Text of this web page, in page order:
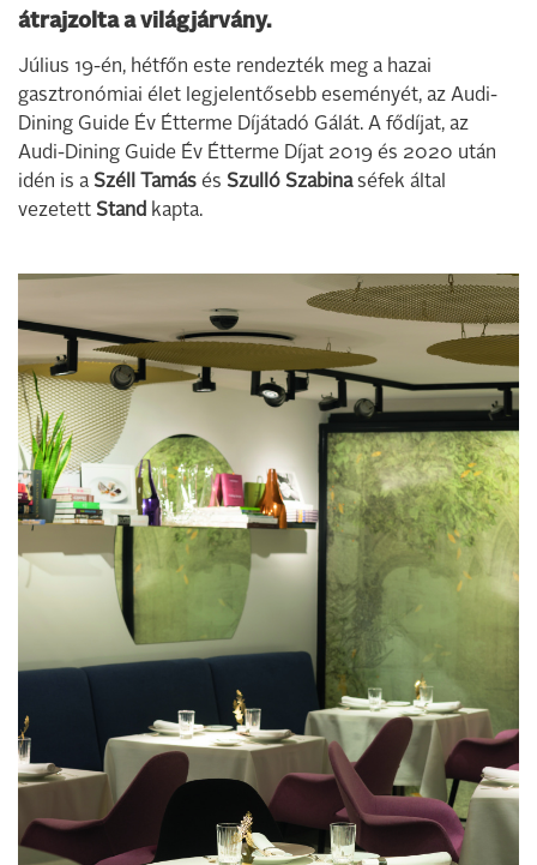
átrajzolta a világjárvány.
Július 19-én, hétfőn este rendezték meg a hazai
gasztronómiai élet legjelentősebb eseményét, az Audi-
Dining Guide Év Étterme Díjátadó Gálát. A fődíjat, az
Audi-Dining Guide Év Étterme Díjat 2019 és 2020 után
idén is a Széll Tamás és Szulló Szabinaséfek által
vezetett Stand kapta.